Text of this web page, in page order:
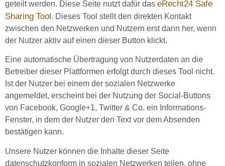
geteilt werden. Diese Seite nutzt dafür das eRecht24 Safe
Sharing Tool. Dieses Tool stellt den direkten Kontakt
zwischen den Netzwerken und Nutzern erst dann her, wenn
der Nutzer aktiv auf einen dieser Button klickt.
Eine automatische Übertragung von Nutzerdaten an die
Betreiber dieser Plattformen erfolgt durch dieses Tool nicht.
Ist der Nutzer bei einem der sozialen Netzwerke
angemeldet, erscheint bei der Nutzung der Social-Buttons
von Facebook, Google+1, Twitter & Co. ein Informations-
Fenster, in dem der Nutzer den Text vor dem Absenden
bestätigen kann.
Unsere Nutzer können die Inhalte dieser Seite
datenschutzkonform in sozialen Netzwerken teilen, ohne